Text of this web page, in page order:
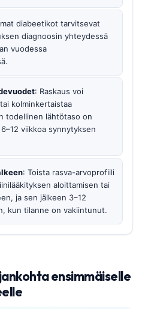
diabeetikot tarvitsevat
diagnoosin yhteydessä
vuodessa
: Raskaus voi
kolminkertaistaa
todellinen lähtötaso on
viikkoa synnytyksen
: Toista rasva-arvoprofiili
aloittamisen tai
ja sen jälkeen 3–12
kun tilanne on vakiintunut.
ensimmäiselle